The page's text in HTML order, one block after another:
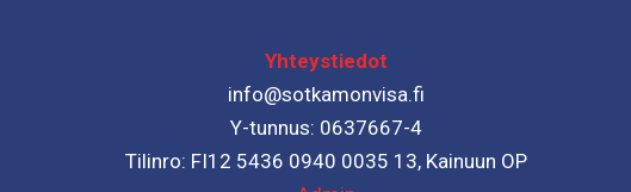
Yhteystiedot
info@sotkamonvisa.fi
Y-tunnus: 0637667-4
Tilinro: FI12 5436 0940 0035 13, Kainuun OP